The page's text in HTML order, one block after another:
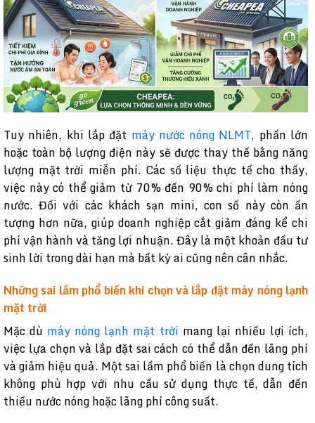
Tuy nhiên, khi lắp đặt máy nước nóng NLMT, phần lớn
hoặc toàn bộ lượng điện này sẽ được thay thế bằng năng
lượng mặt trời miễn phí. Các số liệu thực tế cho thấy,
việc này có thể giảm từ 70% đến 90% chi phí làm nóng
nước. Đối với các khách sạn mini, con số này còn ấn
tượng hơn nữa, giúp doanh nghiệp cắt giảm đáng kể chi
phí vận hành và tăng lợi nhuận. Đây là một khoản đầu tư
sinh lời trong dài hạn mà bất kỳ ai cũng nên cân nhắc.
Những sai lầm phổ biến khi chọn và lắp đặt máy nóng lạnh
mặt trời
Mặc dù máy nóng lạnh mặt trời mang lại nhiều lợi ích,
việc lựa chọn và lắp đặt sai cách có thể dẫn đến lãng phí
và giảm hiệu quả. Một sai lầm phổ biến là chọn dung tích
không phù hợp với nhu cầu sử dụng thực tế, dẫn đến
thiếu nước nóng hoặc lãng phí công suất.